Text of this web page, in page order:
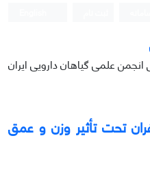
انجمن علمی گیاهان دارویی ایران
تحت تأثیر وزن و عمق